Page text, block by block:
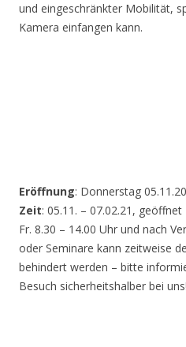
und eingeschränkter Mobilität,
Kamera einfangen kann.
Eröffnung: Donnerstag
Zeit: 05.11. – 07.02.21,
Fr. 8.30 – 14.00 Uhr und nach
oder Seminare kann zeitweise
behindert werden – bitte
Besuch sicherheitshalber bei